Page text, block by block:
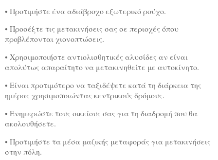
• Προτιμήστε ένα αδιάβροχο εξωτερικό ρούχο.
• Προσέξτε τις μετακινήσεις σας σε περιοχές όπου
προβλέπονται χιονοπτώσεις.
• Χρησιμοποιήστε αντιολισθητικές αλυσίδες αν είναι
απολύτως απαραίτητο να μετακινηθείτε με αυτοκίνητο.
• Είναι προτιμότερο να ταξιδέψετε κατά τη διάρκεια της
ημέρας χρησιμοποιώντας κεντρικούς δρόμους.
• Ενημερώστε τους οικείους σας για τη διαδρομή που θα
ακολουθήσετε.
• Προτιμήστε τα μέσα μαζικής μεταφοράς για μετακινήσεις
στην πόλη.